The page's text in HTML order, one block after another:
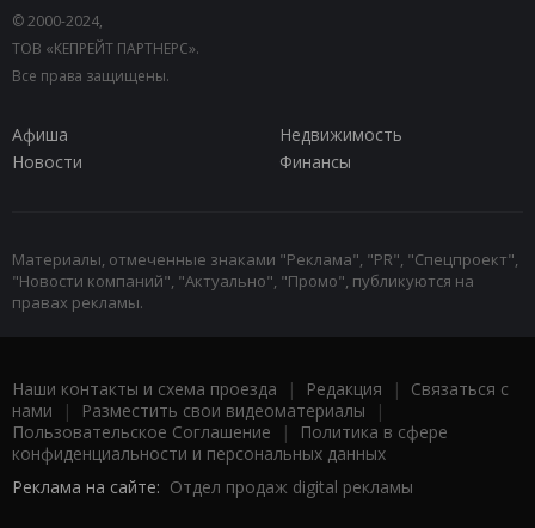
© 2000-2024,
ТОВ «КЕПРЕЙТ ПАРТНЕРС».
Все права защищены.
Афиша
Недвижимость
Новости
Финансы
Материалы, отмеченные знаками "Реклама", "PR", "Спецпроект",
"Новости компаний", "Актуально", "Промо", публикуются на
правах рекламы.
Наши контакты и схема проезда | Редакция | Связаться с
нами | Разместить свои видеоматериалы |
Пользовательское Соглашение |
Политика в сфере
конфиденциальности и персональных данных
Реклама на сайте: Отдел продаж digital рекламы